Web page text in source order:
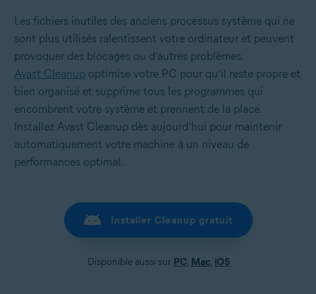
Les fichiers inutiles des anciens processus système qui ne
sont plus utilisés ralentissent votre ordinateur et peuvent
provoquer des blocages ou d’autres problèmes.
Avast Cleanup optimise votre PC pour qu’il reste propre et
bien organisé et supprime tous les programmes qui
encombrent votre système et prennent de la place.
Installez Avast Cleanup dès aujourd’hui pour maintenir
automatiquement votre machine à un niveau de
performances optimal.
Installer Cleanup gratuit
Disponible aussi sur PC, Mac, iOS